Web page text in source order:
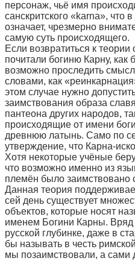
персонаж, чьё имя
санскритского «karna», что
означает, чрезмерно
самую суть происходящего.
Если возвратиться к
почитали богиню Карну,
возможно проследить
словами, как
этом случае нужно
заимствования образа
пантеона других народов,
происходящие от имени
древнюю латынь. Само по
утверждение, что Карна-
Хотя некоторые учёные
что возможно именно из
племён было заимствовано
Данная теория
сей день существует
объектов, которые носят
именем Богини Карны. Вряд
русской глубинке, даже в
бы называть в честь
мы позаимствовали, а сами